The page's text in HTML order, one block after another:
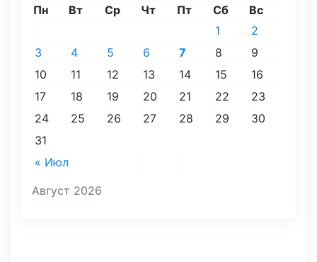
Август 2026
Пн Вт Ср Чт Пт Сб Вс
« Июл
1
2
3
4 5 6 7 8
9
10
11 12 13 14 15
16
17
18 19 20 21 22
23
24
25 26 27 28 29
30
31